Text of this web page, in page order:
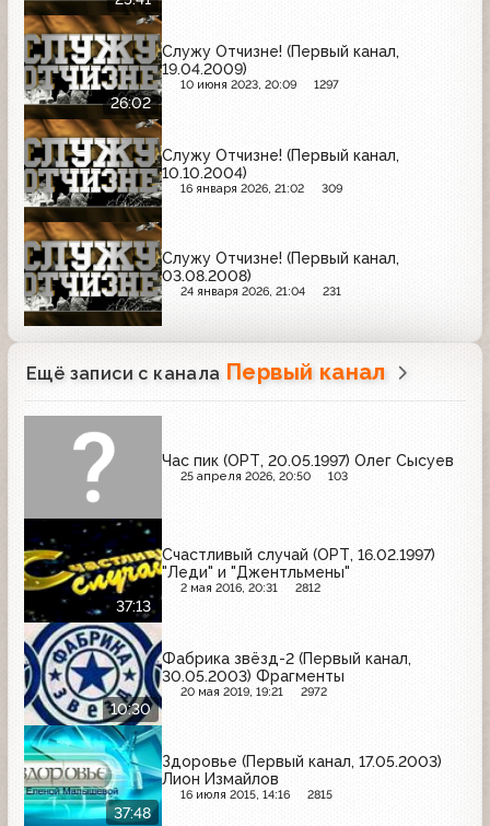
26:02
Служу Отчизне! (Первый канал,
19.04.2009)
10 июня 2023, 20:09 1297
Служу Отчизне! (Первый канал,
10.10.2004)
16 января 2026, 21:02 309
Служу Отчизне! (Первый канал,
03.08.2008)
24 января 2026, 21:04 231
Ещё записи с канала Первый канал
Час пик (ОРТ, 20.05.1997) Олег Сысуев
25 апреля 2026, 20:50 103
37:13
Счастливый случай (ОРТ, 16.02.1997)
"Леди" и "Джентльмены"
2 мая 2016, 20:31 2812
10:30
Фабрика звёзд-2 (Первый канал,
30.05.2003) Фрагменты
20 мая 2019, 19:21 2972
37:48
Здоровье (Первый канал, 17.05.2003)
Лион Измайлов
16 июля 2015, 14:16 2815